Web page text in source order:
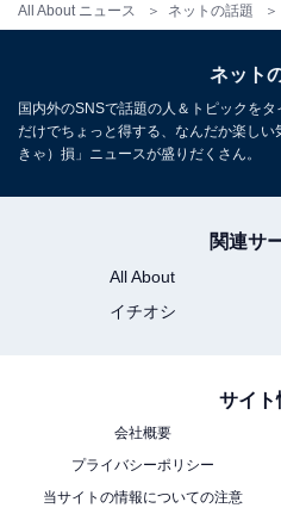
All About ニュース ネットの話題
ネット
国内外のSNSで話題の人＆トピックを
だけでちょっと得する、なんだか楽し
きゃ）損」ニュースが盛りだくさん。
関連サ
All About
イチオシ
サイト
会社概要
プライバシーポリシー
当サイトの情報についての注意